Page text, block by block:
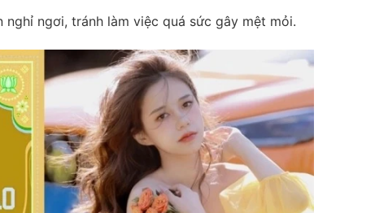
nghỉ ngơi, tránh làm việc quá sức gây mệt mỏi.